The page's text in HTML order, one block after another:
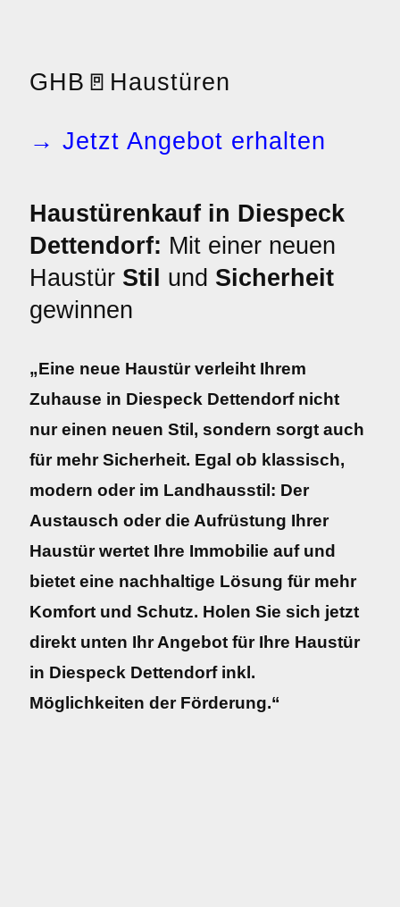
GHB 🚪 Haustüren
→ Jetzt Angebot erhalten
Haustürenkauf in Diespeck
Dettendorf: Mit einer neuen
Haustür Stil und Sicherheit
gewinnen
„Eine neue Haustür verleiht Ihrem
Zuhause in Diespeck Dettendorf nicht
nur einen neuen Stil, sondern sorgt auch
für mehr Sicherheit. Egal ob klassisch,
modern oder im Landhausstil: Der
Austausch oder die Aufrüstung Ihrer
Haustür wertet Ihre Immobilie auf und
bietet eine nachhaltige Lösung für mehr
Komfort und Schutz. Holen Sie sich jetzt
direkt unten Ihr Angebot für Ihre Haustür
in Diespeck Dettendorf inkl.
Möglichkeiten der Förderung.“